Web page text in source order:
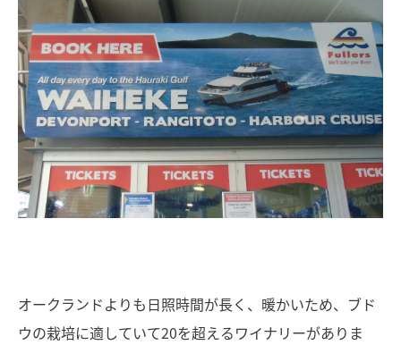
オークランドよりも日照時間が長く、暖かいため、ブド
ウの栽培に適していて20を超えるワイナリーがありま